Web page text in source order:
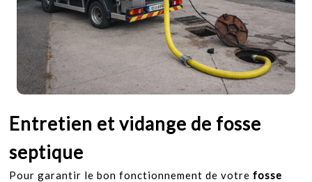
Entretien et vidange de fosse
septique
Pour garantir le bon fonctionnement de votre fosse